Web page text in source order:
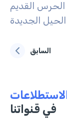
القديم
السابق
في قنواتنا